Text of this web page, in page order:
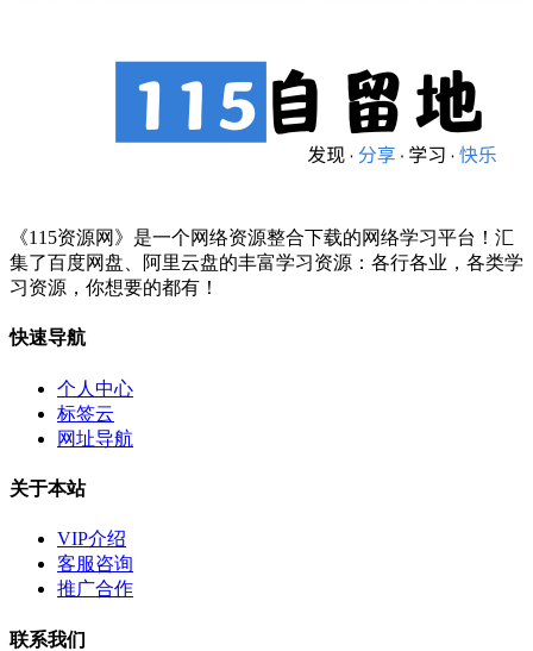
《115资源网》是一个网络资源整合下载的网络学习平台！汇
集了百度网盘、阿里云盘的丰富学习资源：各行各业，各类学
习资源，你想要的都有！
快速导航
个人中心
标签云
网址导航
关于本站
VIP介绍
客服咨询
推广合作
联系我们